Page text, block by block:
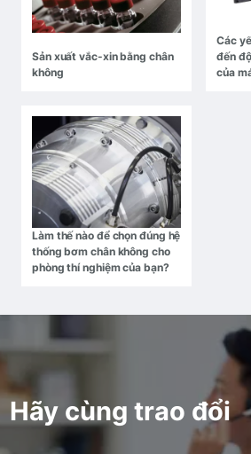
Sản xuất vắc-xin bằng chân
không
Các
đến
của
Làm thế nào để chọn đúng hệ
thống bơm chân không cho
phòng thí nghiệm của bạn?
Hãy cùng trao đổi